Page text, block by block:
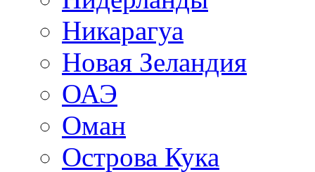
Никарагуа
Новая Зеландия
ОАЭ
Оман
Острова Кука